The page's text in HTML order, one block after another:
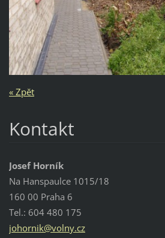
« Zpět
Kontakt
Josef Horník
Na Hanspaulce 1015/18
160 00 Praha 6
Tel.: 604 480 175
johornik@volny.cz